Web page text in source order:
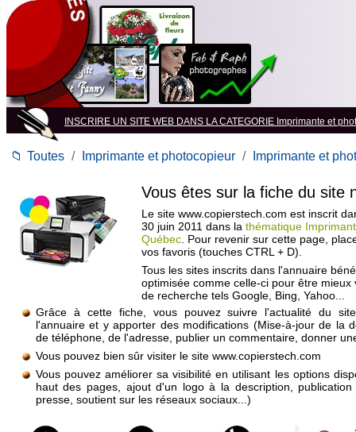
INSCRIRE UN SITE WEB DANS LA CATEGORIE Imprimante et
📁 Toutes / Imprimante et photocopieur / Imprimante et
Vous êtes sur la fiche du site
Le site www.copierstech.com est inscrit
30 juin 2011 dans la thématique
Québec . Pour revenir sur cette page,
vos favoris (touches CTRL + D).
Tous les sites inscrits dans l'annuaire
optimisée comme celle-ci pour être mieux
de recherche tels Google, Bing, Yahoo...
Grâce à cette fiche, vous pouvez suivre l'actualité du
l'annuaire et y apporter des modifications (Mise-à-jour de la
de téléphone, de l'adresse, publier un commentaire, donner
Vous pouvez bien sûr visiter le site www.copierstech.com
Vous pouvez améliorer sa visibilité en utilisant les options
haut des pages, ajout d'un logo à la description,
presse, soutient sur les réseaux sociaux...)